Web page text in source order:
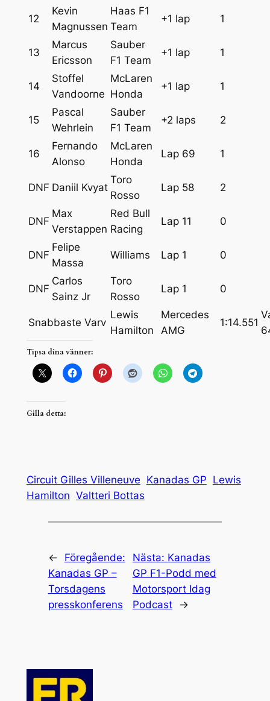
12
Kevin
Magnussen
Haas F1
Team
+1 lap 1
13
Marcus
Ericsson
Sauber
F1 Team
+1 lap 1
14
Stoffel
Vandoorne
McLaren
Honda
+1 lap 1
15
Pascal
Wehrlein
Sauber
F1 Team
+2 laps 2
16
Fernando
Alonso
McLaren
Honda
Lap 69 1
DNF Daniil Kvyat
Toro
Rosso
Lap 58 2
DNF
Max
Verstappen
Red Bull
Racing
Lap 11 0
DNF
Felipe
Massa
Williams Lap 1 0
DNF
Carlos
Sainz Jr
Toro
Rosso
Lap 1 0
Snabbaste Varv
Lewis
Hamilton
Mercedes
AMG
1:14.551
Tipsa dina vänner:
Gilla detta:
Circuit Gilles Villeneuve Kanadas GP Lewis
Hamilton Valtteri Bottas
←
Föregående:
Kanadas GP –
Torsdagens
presskonferens
Nästa: Kanadas
GP F1-Podd med
Motorsport Idag
Podcast
→